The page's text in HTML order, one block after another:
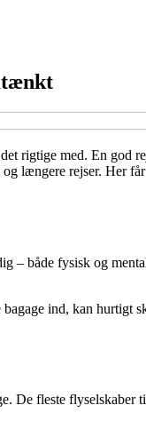
rigtige med. En
længere rejser. Her
både fysisk og
ind, kan
De fleste